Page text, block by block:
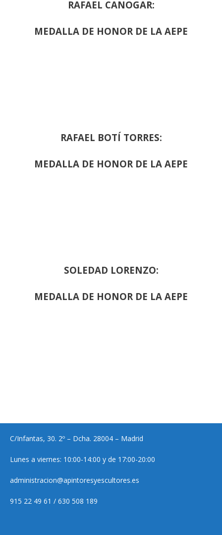
RAFAEL CANOGAR:
MEDALLA DE HONOR DE LA AEPE
RAFAEL BOTÍ TORRES:
MEDALLA DE HONOR DE LA AEPE
SOLEDAD LORENZO:
MEDALLA DE HONOR DE LA AEPE
C/Infantas, 30. 2º – Dcha. 28004 – Madrid
Lunes a viernes: 10:00-14:00 y de 17:00-20:00
administracion@apintoresyescultores.es
915 22 49 61 / 630 508 189